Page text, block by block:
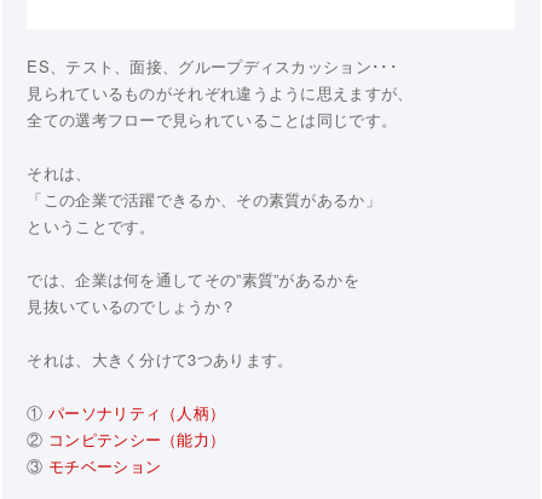
ES、テスト、面接、グループディスカッション･･･
見られているものがそれぞれ違うように思えますが、
全ての選考フローで見られていることは同じです。
それは、
「この企業で活躍できるか、その素質があるか」
ということです。
では、企業は何を通してその”素質”があるかを
見抜いているのでしょうか？
それは、大きく分けて3つあります。
① パーソナリティ（人柄）
② コンピテンシー（能力）
③ モチベーション